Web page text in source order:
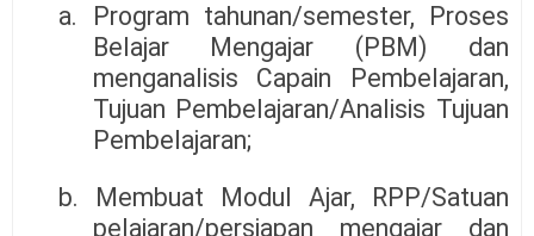
a. Program tahunan/semester, Proses
Belajar Mengajar (PBM) dan
menganalisis Capain Pembelajaran,
Tujuan Pembelajaran/Analisis Tujuan
Pembelajaran;
b. Membuat Modul Ajar, RPP/Satuan
pelajaran/persiapan mengajar dan